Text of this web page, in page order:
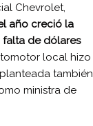
Chevrolet,
año creció la
de dólares
local hizo
también
ministra de